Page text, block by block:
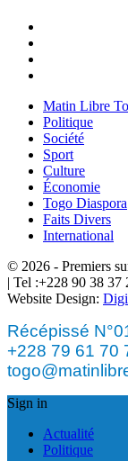
Matin Libre
Politique
Société
Sport
Culture
Économie
Togo Diaspora
Faits Divers
International
© 2026 - Premiers
| Tel :+228 90 38 37
Website Design:
Récépissé
+228 79 61 70
Sign in
Actualité
Politique